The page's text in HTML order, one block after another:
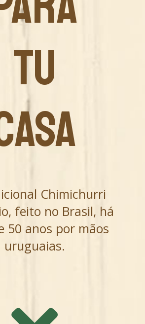
TU
Chimichurri
feito no Brasil, há
50 anos por mãos
uruguaias.